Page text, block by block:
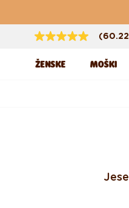
ŽENSKE MOŠKI